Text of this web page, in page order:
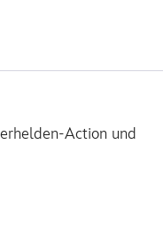
Action und